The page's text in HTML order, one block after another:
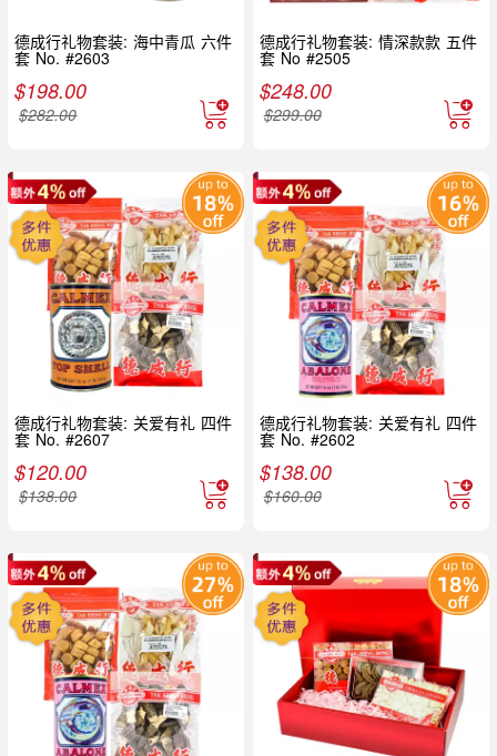
德成行礼物套装: 海中青瓜 六件
套 No. #2603
$198.00
$282.00
德成行礼物套装: 情深款款 五件
套 No #2505
$248.00
$299.00
德成行礼物套装: 关爱有礼 四件
套 No. #2607
$120.00
$138.00
德成行礼物套装: 关爱有礼 四件
套 No. #2602
$138.00
$160.00